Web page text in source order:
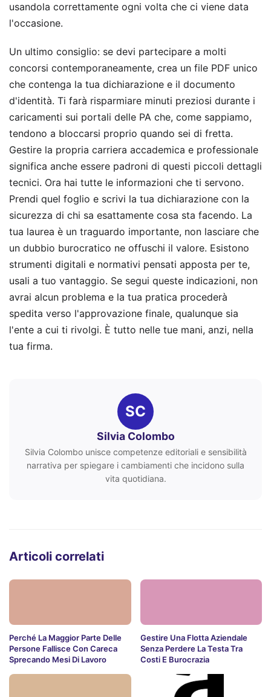
usandola correttamente ogni volta che ci viene data
l'occasione.
Un ultimo consiglio: se devi partecipare a molti
concorsi contemporaneamente, crea un file PDF unico
che contenga la tua dichiarazione e il documento
d'identità. Ti farà risparmiare minuti preziosi durante i
caricamenti sui portali delle PA che, come sappiamo,
tendono a bloccarsi proprio quando sei di fretta.
Gestire la propria carriera accademica e professionale
significa anche essere padroni di questi piccoli dettagli
tecnici. Ora hai tutte le informazioni che ti servono.
Prendi quel foglio e scrivi la tua dichiarazione con la
sicurezza di chi sa esattamente cosa sta facendo. La
tua laurea è un traguardo importante, non lasciare che
un dubbio burocratico ne offuschi il valore. Esistono
strumenti digitali e normativi pensati apposta per te,
usali a tuo vantaggio. Se segui queste indicazioni, non
avrai alcun problema e la tua pratica procederà
spedita verso l'approvazione finale, qualunque sia
l'ente a cui ti rivolgi. È tutto nelle tue mani, anzi, nella
tua firma.
SC
Silvia Colombo
Silvia Colombo unisce competenze editoriali e sensibilità
narrativa per spiegare i cambiamenti che incidono sulla
vita quotidiana.
Articoli correlati
Perché La Maggior Parte Delle
Persone Fallisce Con Careca
Sprecando Mesi Di Lavoro
Gestire Una Flotta Aziendale
Senza Perdere La Testa Tra
Costi E Burocrazia